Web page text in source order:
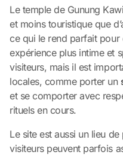
Le temple de Gunung
et moins touristique que
ce qui le rend parfait pour
expérience plus intime et
visiteurs, mais il est
locales, comme porter un
et se comporter avec
rituels en cours.
Le site est aussi un lieu
visiteurs peuvent parfois